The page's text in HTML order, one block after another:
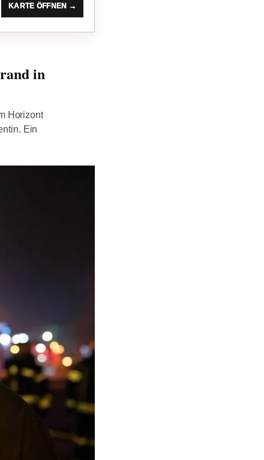
KARTE ÖFFNEN →
in
Horizont
Ein